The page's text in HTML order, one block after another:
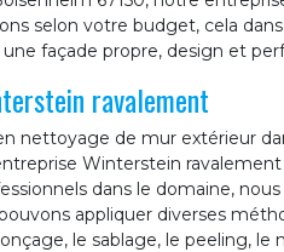
selon votre budget, cela
façade propre, design et
ravalement
nettoyage de mur extérieur
Winterstein
dans le domaine, nous
appliquer diverses
le sablage, le peeling, le